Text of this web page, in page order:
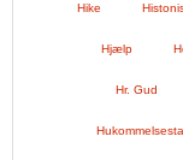
Hike
Hjælp
Hr. Gud